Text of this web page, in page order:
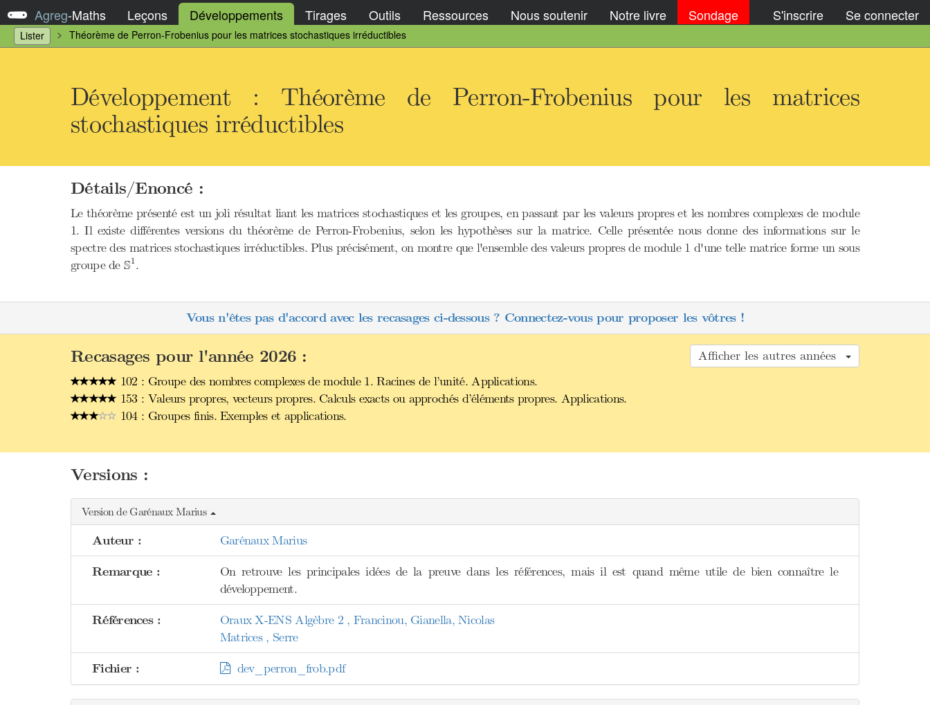
Agreg-Maths Leçons Développements Tirages Outils Ressources Nous soutenir Notre livre Sondage S'inscrire Se connecter
Lister Théorème de Perron-Frobenius pour les matrices stochastiques irréductibles
Développement : Théorème de Perron-Frobenius pour les matrices
stochastiques irréductibles
Détails/Enoncé :
Le théorème présenté est un joli résultat liant les matrices stochastiques et les groupes, en passant par les valeurs propres et les nombres complexes de module
1. Il existe différentes versions du théorème de Perron-Frobenius, selon les hypothèses sur la matrice. Celle présentée nous donne des informations sur le
spectre des matrices stochastiques irréductibles. Plus précisément, on montre que l'ensemble des valeurs propres de module 1 d'une telle matrice forme un sous
groupe deS1
S1 .
Vous n'êtes pas d'accord avec les recasages ci-dessous ? Connectez-vous pour proposer les vôtres !
Afficher les autres années
Recasages pour l'année 2026 :
102 : Groupe des nombres complexes de module 1. Racines de l’unité. Applications.
153 : Valeurs propres, vecteurs propres. Calculs exacts ou approchés d’éléments propres. Applications.
104 : Groupes finis. Exemples et applications.
Versions :
Version de Garénaux Marius
Auteur : Garénaux Marius
Remarque :
On retrouve les principales idées de la preuve dans les références, mais il est quand même utile de bien connaître le
développement.
Références :
Oraux X-ENS Algèbre 2 , Francinou, Gianella, Nicolas
Matrices , Serre
Fichier : dev_perron_frob.pdf